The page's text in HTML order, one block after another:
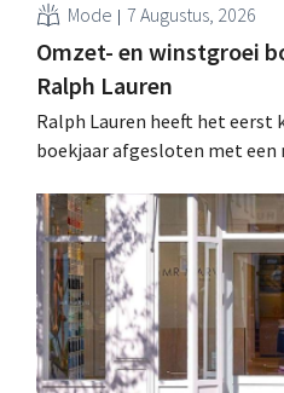
Mode 7 Augustus, 2026
Omzet- en winstgroei
Ralph Lauren
Ralph Lauren heeft het eerst
boekjaar afgesloten met
is dan een jaar eerder. Na die
verhoogt het bedrijf ook zijn
volledige boekjaar.